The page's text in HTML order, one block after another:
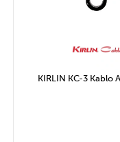
KIRLIN KC-3 Kablo